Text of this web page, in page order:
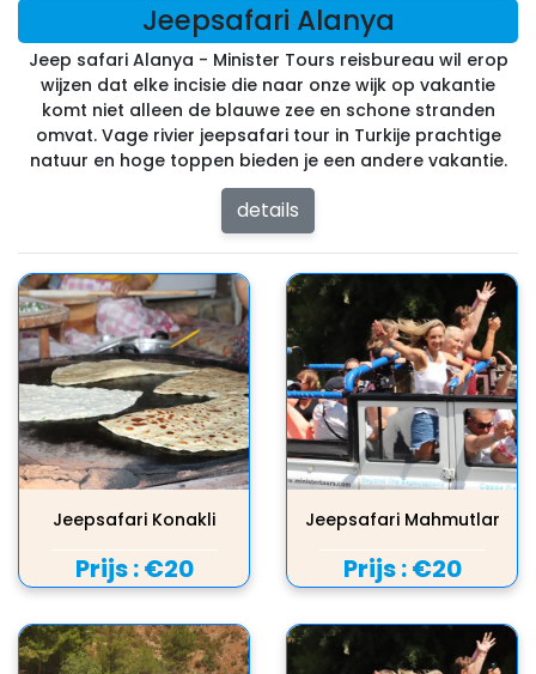
Jeepsafari Alanya
Jeep safari Alanya - Minister Tours reisbureau wil erop
wijzen dat elke incisie die naar onze wijk op vakantie
komt niet alleen de blauwe zee en schone stranden
omvat. Vage rivier jeepsafari tour in Turkije prachtige
natuur en hoge toppen bieden je een andere vakantie.
details
Jeepsafari Konakli
Prijs :€20
Jeepsafari Mahmutlar
Prijs :€20